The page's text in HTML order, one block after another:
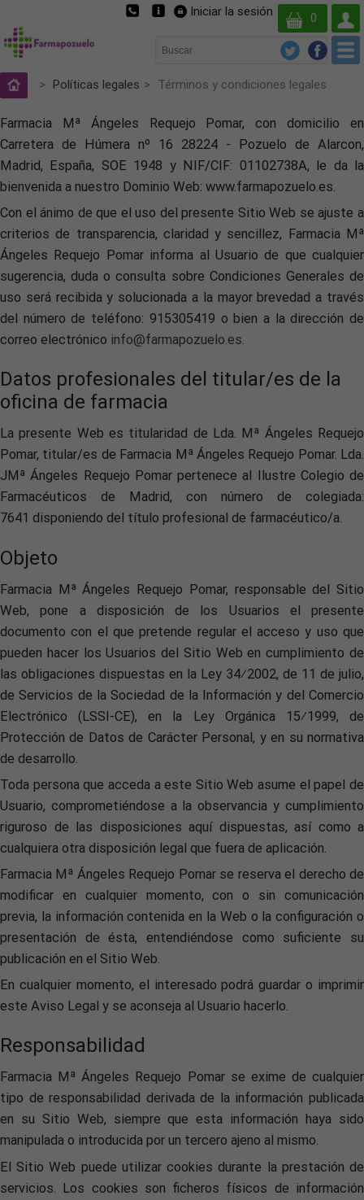
0
Su
Iniciar la sesión
> Políticas legales > Términos y condiciones legales
Farmacia Mª Ángeles Requejo Pomar, con domicilio en
Carretera de Húmera nº 16 28224 - Pozuelo de Alarcon,
Madrid, España, SOE 1948 y NIF/CIF: 01102738A, le da la
bienvenida a nuestro Dominio Web: www.farmapozuelo.es.
Con el ánimo de que el uso del presente Sitio Web se ajuste a
criterios de transparencia, claridad y sencillez, Farmacia Mª
Ángeles Requejo Pomar informa al Usuario de que cualquier
sugerencia, duda o consulta sobre Condiciones Generales de
uso será recibida y solucionada a la mayor brevedad a través
del número de teléfono: 915305419 o bien a la dirección de
correo electrónico info@farmapozuelo.es.
Datos profesionales del titular/es de la
oficina de farmacia
La presente Web es titularidad de Lda. Mª Ángeles Requejo
Pomar, titular/es de Farmacia Mª Ángeles Requejo Pomar. Lda.
JMª Ángeles Requejo Pomar pertenece al Ilustre Colegio de
Farmacéuticos de Madrid, con número de colegiada:
7641 disponiendo del título profesional de farmacéutico/a.
Objeto
Farmacia Mª Ángeles Requejo Pomar, responsable del Sitio
Web, pone a disposición de los Usuarios el presente
documento con el que pretende regular el acceso y uso que
pueden hacer los Usuarios del Sitio Web en cumplimiento de
las obligaciones dispuestas en la Ley 34⁄2002, de 11 de julio,
de Servicios de la Sociedad de la Información y del Comercio
Electrónico (LSSI-CE), en la Ley Orgánica 15⁄1999, de
Protección de Datos de Carácter Personal, y en su normativa
de desarrollo.
Toda persona que acceda a este Sitio Web asume el papel de
Usuario, comprometiéndose a la observancia y cumplimiento
riguroso de las disposiciones aquí dispuestas, así como a
cualquiera otra disposición legal que fuera de aplicación.
Farmacia Mª Ángeles Requejo Pomar se reserva el derecho de
modificar en cualquier momento, con o sin comunicación
previa, la información contenida en la Web o la configuración o
presentación de ésta, entendiéndose como suficiente su
publicación en el Sitio Web.
En cualquier momento, el interesado podrá guardar o imprimir
este Aviso Legal y se aconseja al Usuario hacerlo.
Responsabilidad
Farmacia Mª Ángeles Requejo Pomar se exime de cualquier
tipo de responsabilidad derivada de la información publicada
en su Sitio Web, siempre que esta información haya sido
manipulada o introducida por un tercero ajeno al mismo.
El Sitio Web puede utilizar cookies durante la prestación de
servicios. Los cookies son ficheros físicos de información